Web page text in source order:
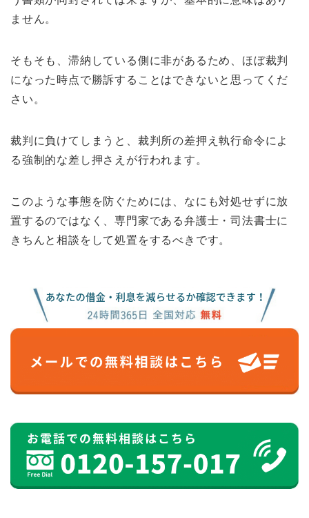
ません。
そもそも、滞納している側に非があるため、ほぼ裁判
になった時点で勝訴することはできないと思ってくだ
さい。
裁判に負けてしまうと、裁判所の差押え執行命令によ
る強制的な差し押さえが行われます。
このような事態を防ぐためには、なにも対処せずに放
置するのではなく、専門家である弁護士・司法書士に
きちんと相談をして処置をするべきです。